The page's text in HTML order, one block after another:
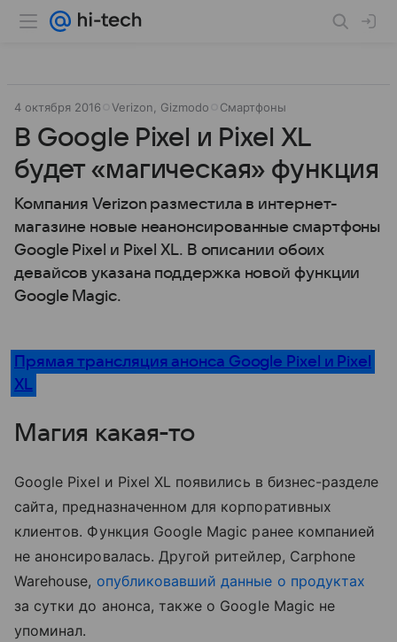
4 октября 2016 Verizon, Gizmodo Смартфоны
В Google Pixel и Pixel XL
будет «магическая» функция
Компания Verizon разместила в интернет-
магазине новые неанонсированные смартфоны
Google Pixel и Pixel XL. В описании обоих
девайсов указана поддержка новой функции
Google Magic.
Прямая трансляция анонса Google Pixel и Pixel
XL
Магия какая-то
Google Pixel и Pixel XL появились в бизнес-разделе
сайта, предназначенном для корпоративных
клиентов. Функция Google Magic ранее компанией
не анонсировалась. Другой ритейлер, Carphone
Warehouse, опубликовавший данные о продуктах
за сутки до анонса, также о Google Magic не
упоминал.